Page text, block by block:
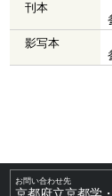
刊本
影写本
お問い合わせ先